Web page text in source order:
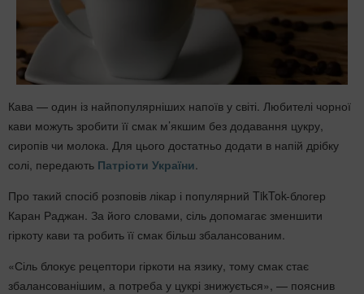
Кава — один із найпопулярніших напоїв у світі. Любителі чорної
кави можуть зробити її смак м’якшим без додавання цукру,
сиропів чи молока. Для цього достатньо додати в напій дрібку
солі, передають Патріоти України
Про такий спосіб розповів лікар і популярний TikTok-блогер
Каран Раджан. За його словами, сіль допомагає зменшити
гіркоту кави та робить її смак більш збалансованим.
«Сіль блокує рецептори гіркоти на язику, тому смак стає
збалансованішим, а потреба у цукрі знижується», — пояснив